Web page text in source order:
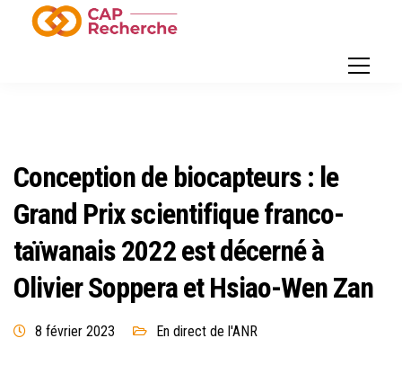
Conception de biocapteurs : le
Grand Prix scientifique franco-
taïwanais 2022 est décerné à
Olivier Soppera et Hsiao-Wen Zan
8 février 2023 En direct de l'ANR